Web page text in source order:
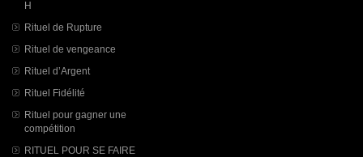
H
Rituel de Rupture
Rituel de vengeance
Rituel d’Argent
Rituel Fidélité
Rituel pour gagner une
compétition
RITUEL POUR SE FAIRE